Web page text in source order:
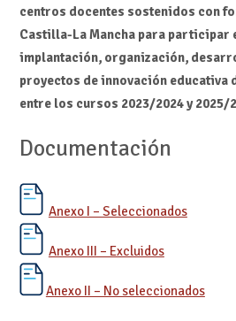
centros docentes sostenidos con
Castilla-La Mancha para participar
implantación, organización,
proyectos de innovación educativa
entre los cursos 2023/2024 y 2025/
Documentación
Anexo I – Seleccionados
Anexo III – Excluidos
Anexo II – No seleccionados